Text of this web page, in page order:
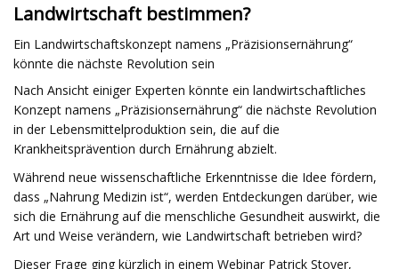
Landwirtschaft bestimmen?
Ein Landwirtschaftskonzept namens „Präzisionsernährung“
könnte die nächste Revolution sein
Nach Ansicht einiger Experten könnte ein landwirtschaftliches
Konzept namens „Präzisionsernährung“ die nächste Revolution
in der Lebensmittelproduktion sein, die auf die
Krankheitsprävention durch Ernährung abzielt.
Während neue wissenschaftliche Erkenntnisse die Idee fördern,
dass „Nahrung Medizin ist“, werden Entdeckungen darüber, wie
sich die Ernährung auf die menschliche Gesundheit auswirkt, die
Art und Weise verändern, wie Landwirtschaft betrieben wird?
Dieser Frage ging kürzlich in einem Webinar Patrick Stover,